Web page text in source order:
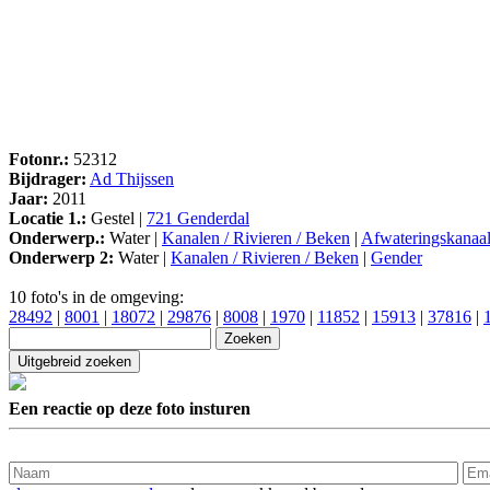
Fotonr.: 52312
Bijdrager: Ad Thijssen
Jaar: 2011
Locatie 1.: Gestel | 721 Genderdal
Onderwerp.: Water | Kanalen / Rivieren / Beken Afwateringskanaal
Onderwerp 2: Water | Kanalen / Rivieren / Beken Gender
10 foto's in de omgeving:
28492
8001 18072 29876 8008 1970 11852 15913 37816
Een reactie op deze foto insturen